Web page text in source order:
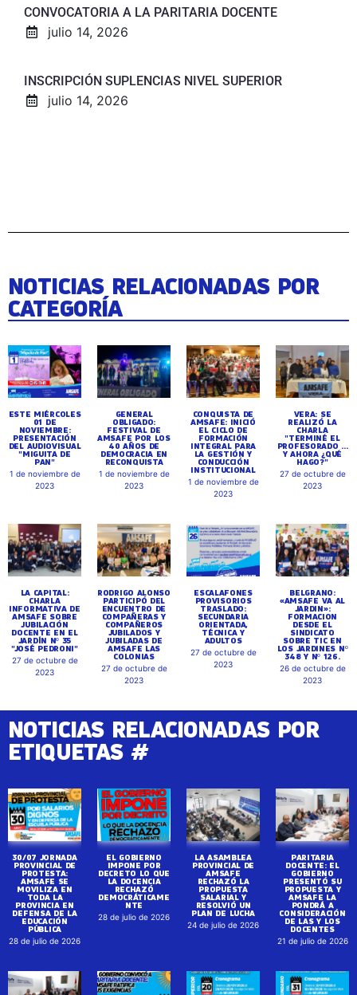
CONVOCATORIA A LA PARITARIA DOCENTE
julio 14, 2026
INSCRIPCIÓN SUPLENCIAS NIVEL SUPERIOR
julio 14, 2026
NOTICIAS RELACIONADAS POR
CATEGORÍA
ESTE MIÉRCOLES
01 DE
NOVIEMBRE:
PRESENTACIÓN
DEL AUDIOVISUAL
"MIGUITA DE
PAN"
1 de noviembre de
2023
GENERAL
OBLIGADO:
FESTIVAL DE
AMSAFE POR LOS
40 AÑOS DE
DEMOCRACIA EN
RECONQUISTA
1 de noviembre de
2023
CONQUISTA DE
AMSAFE: INICIÓ
EL CICLO DE
FORMACIÓN
INTEGRAL PARA
LA GESTIÓN Y
CONDUCCIÓN
INSTITUCIONAL
1 de noviembre de
2023
VERA: SE
REALIZÓ LA
CHARLA
"TERMINÉ EL
PROFESORADO ...
Y AHORA ¿QUÉ
HAGO?"
27 de octubre de
2023
LA CAPITAL:
CHARLA
INFORMATIVA DE
AMSAFE SOBRE
JUBILACIÓN
DOCENTE EN EL
JARDÍN Nº 35
"JOSÉ PEDRONI"
27 de octubre de
2023
RODRIGO ALONSO
PARTICIPÓ DEL
ENCUENTRO DE
COMPAÑERAS Y
COMPAÑEROS
JUBILADOS Y
JUBILADAS DE
AMSAFE LAS
COLONIAS
27 de octubre de
2023
ESCALAFONES
PROVISORIOS
TRASLADO:
SECUNDARIA
ORIENTADA,
TÉCNICA Y
ADULTOS
27 de octubre de
2023
BELGRANO:
«AMSAFE VA AL
JARDIN»:
FORMACION
DESDE EL
SINDICATO
SOBRE TIC EN
LOS JARDINES Nº
348 Y Nº 126.
26 de octubre de
2023
NOTICIAS RELACIONADAS POR
ETIQUETAS #
30/07 JORNADA
PROVINCIAL DE
PROTESTA:
AMSAFE SE
MOVILIZA EN
TODA LA
PROVINCIA EN
DEFENSA DE LA
EDUCACIÓN
PÚBLICA
28 de julio de 2026
EL GOBIERNO
IMPONE POR
DECRETO LO QUE
LA DOCENCIA
RECHAZÓ
DEMOCRÁTICAME
NTE
28 de julio de 2026
LA ASAMBLEA
PROVINCIAL DE
AMSAFE
RECHAZÓ LA
PROPUESTA
SALARIAL Y
RESOLVIÓ UN
PLAN DE LUCHA
24 de julio de 2026
PARITARIA
DOCENTE: EL
GOBIERNO
PRESENTÓ SU
PROPUESTA Y
AMSAFE LA
PONDRÁ A
CONSIDERACIÓN
DE LAS Y LOS
DOCENTES
21 de julio de 2026